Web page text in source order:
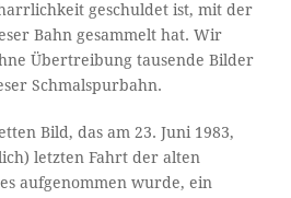
geschuldet ist, mit der
Bahn gesammelt hat. Wir
Übertreibung tausende Bilder
Schmalspurbahn.
Bild, das am 23. Juni 1983,
letzten Fahrt der alten
aufgenommen wurde, ein